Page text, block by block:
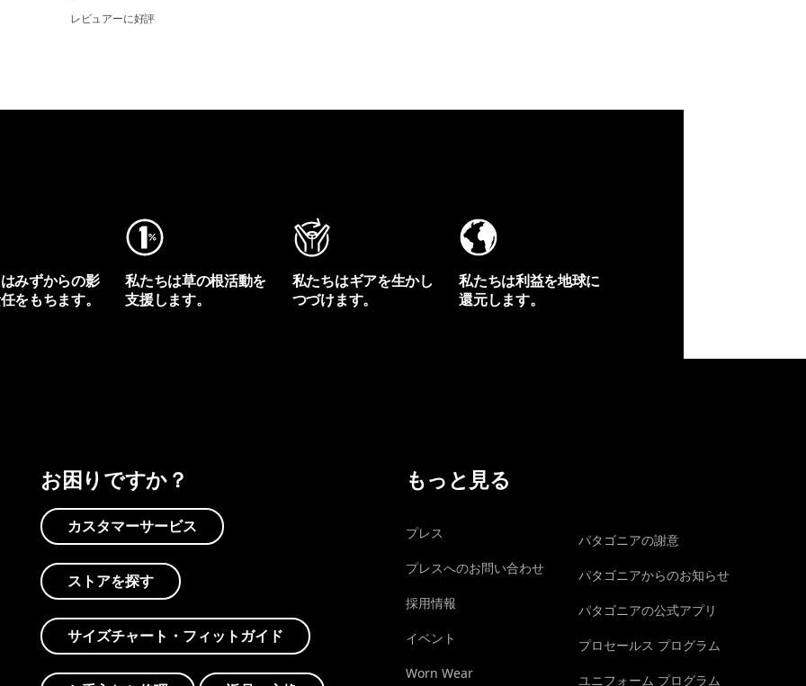
レビュアーに好評
みずからの影
をもちます。
私たちは草の根活動を
支援します。
私たちはギアを生かし
つづけます。
私たちは利益を地球に
還元します。
お困りですか？
カスタマーサービス
ストアを探す
サイズチャート・フィットガイド
もっと見る
プレス
プレスへのお問い合わせ
採用情報
イベント
Worn Wear
パタゴニアの謝意
パタゴニアからのお知らせ
パタゴニアの公式アプリ
プロセールス プログラム
ユニフォーム プログラム